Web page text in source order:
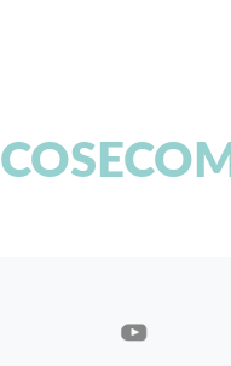
COSECOM